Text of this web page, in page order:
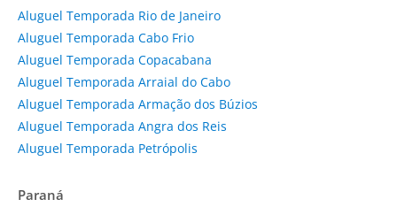
Aluguel Temporada Rio de Janeiro
Aluguel Temporada Cabo Frio
Aluguel Temporada Copacabana
Aluguel Temporada Arraial do Cabo
Aluguel Temporada Armação dos Búzios
Aluguel Temporada Angra dos Reis
Aluguel Temporada Petrópolis
Paraná